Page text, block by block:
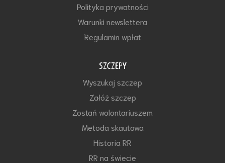
Polityka prywatności
Warunki newslettera
Regulamin wpłat
SZCZEPY
Wyszukaj szczep
Załóż szczep
Zostań wolontariuszem
Metoda skautowa
Historia RR
RR na świecie